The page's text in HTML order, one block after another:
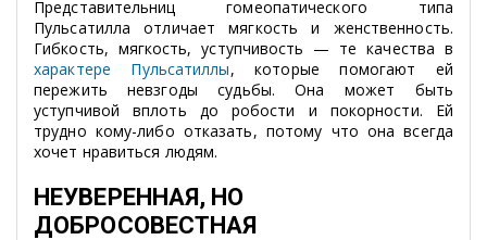
Представительниц гомеопатического типа
Пульсатилла отличает мягкость и женственность.
Гибкость, мягкость, уступчивость — те качества в
характере Пульсатиллы, которые помогают ей
пережить невзгоды судьбы. Она может быть
уступчивой вплоть до робости и покорности. Ей
трудно кому-либо отказать, потому что она всегда
хочет нравиться людям.
НЕУВЕРЕННАЯ, НО
ДОБРОСОВЕСТНАЯ